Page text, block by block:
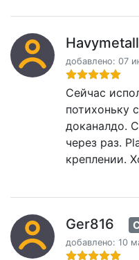
Havymetall
добавлено: 07
Сейчас
потихоньку
доканалдо.
через раз.
креплении.
Ger816
добавлено: 10